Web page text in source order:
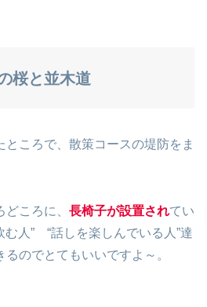
桜と並木道
ころで、散策コースの堤防をま
ころに、 長椅子が設置されてい
む人” “話しを楽しんでいる人”達
のでとてもいいですよ～。